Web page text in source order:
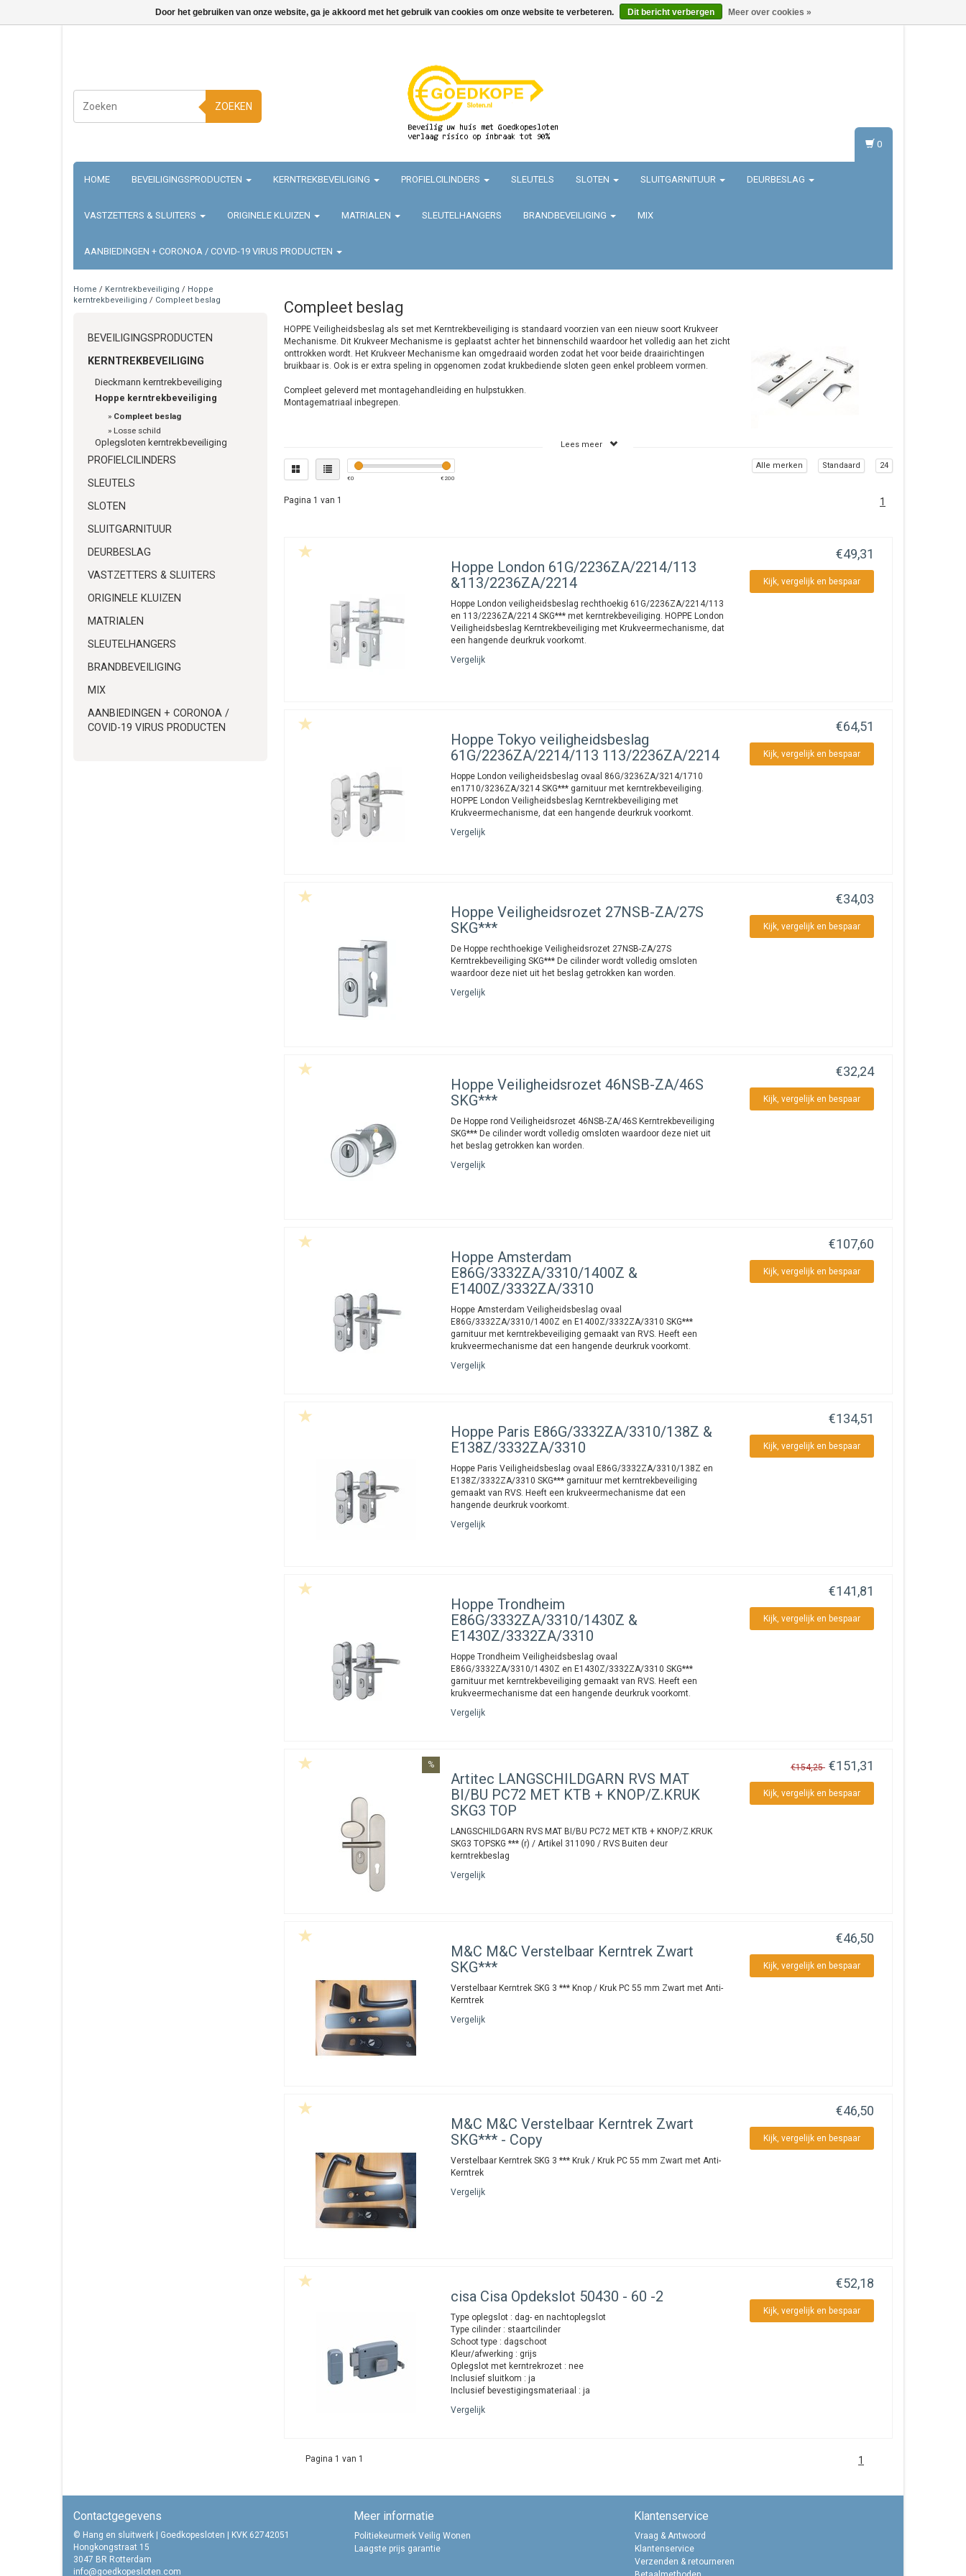
ZOEKEN
HOME BEVEILIGINGSPRODUCTEN KERNTREKBEVEILIGING PROFIELCILINDERS SLEUTELS SLOTEN SLUITGARNITUUR DEURBESLAG
VASTZETTERS & SLUITERS ORIGINELE KLUIZEN MATRIALEN SLEUTELHANGERS BRANDBEVEILIGING MIX
AANBIEDINGEN + CORONOA / COVID-19 VIRUS PRODUCTEN
0
Home / Kerntrekbeveiliging / Hoppe
kerntrekbeveiliging / Compleet beslag
BEVEILIGINGSPRODUCTEN
KERNTREKBEVEILIGING
Dieckmann kerntrekbeveiliging
Hoppe kerntrekbeveiliging
» Compleet beslag
» Losse schild
Oplegsloten kerntrekbeveiliging
PROFIELCILINDERS
SLEUTELS
SLOTEN
SLUITGARNITUUR
DEURBESLAG
VASTZETTERS & SLUITERS
ORIGINELE KLUIZEN
MATRIALEN
SLEUTELHANGERS
BRANDBEVEILIGING
MIX
AANBIEDINGEN + CORONOA /
COVID-19 VIRUS PRODUCTEN
Compleet beslag
HOPPE Veiligheidsbeslag als set met Kerntrekbeveiliging is standaard voorzien van een nieuw soort Krukveer
Mechanisme. Dit Krukveer Mechanisme is geplaatst achter het binnenschild waardoor het volledig aan het zicht
onttrokken wordt. Het Krukveer Mechanisme kan omgedraaid worden zodat het voor beide draairichtingen
bruikbaar is. Ook is er extra speling in opgenomen zodat krukbediende sloten geen enkel probleem vormen.
Compleet geleverd met montagehandleiding en hulpstukken.
Montagematriaal inbegrepen.
Lees meer
€0 € 200
Alle merken Standaard 24
Pagina 1 van 1 1
Hoppe London 61G/2236ZA/2214/113
&113/2236ZA/2214
Hoppe London veiligheidsbeslag rechthoekig 61G/2236ZA/2214/113
en 113/2236ZA/2214 SKG*** met kerntrekbeveiliging. HOPPE London
Veiligheidsbeslag Kerntrekbeveiliging met Krukveermechanisme, dat
een hangende deurkruk voorkomt.
Vergelijk
€49,31
Kijk, vergelijk en bespaar
Hoppe Tokyo veiligheidsbeslag
61G/2236ZA/2214/113 113/2236ZA/2214
Hoppe London veiligheidsbeslag ovaal 86G/3236ZA/3214/1710
en1710/3236ZA/3214 SKG*** garnituur met kerntrekbeveiliging.
HOPPE London Veiligheidsbeslag Kerntrekbeveiliging met
Krukveermechanisme, dat een hangende deurkruk voorkomt.
Vergelijk
€64,51
Kijk, vergelijk en bespaar
Hoppe Veiligheidsrozet 27NSB-ZA/27S
SKG***
De Hoppe rechthoekige Veiligheidsrozet 27NSB-ZA/27S
Kerntrekbeveiliging SKG*** De cilinder wordt volledig omsloten
waardoor deze niet uit het beslag getrokken kan worden.
Vergelijk
€34,03
Kijk, vergelijk en bespaar
Hoppe Veiligheidsrozet 46NSB-ZA/46S
SKG***
De Hoppe rond Veiligheidsrozet 46NSB-ZA/46S Kerntrekbeveiliging
SKG*** De cilinder wordt volledig omsloten waardoor deze niet uit
het beslag getrokken kan worden.
Vergelijk
€32,24
Kijk, vergelijk en bespaar
Hoppe Amsterdam
E86G/3332ZA/3310/1400Z &
E1400Z/3332ZA/3310
Hoppe Amsterdam Veiligheidsbeslag ovaal
E86G/3332ZA/3310/1400Z en E1400Z/3332ZA/3310 SKG***
garnituur met kerntrekbeveiliging gemaakt van RVS. Heeft een
krukveermechanisme dat een hangende deurkruk voorkomt.
Vergelijk
€107,60
Kijk, vergelijk en bespaar
Hoppe Paris E86G/3332ZA/3310/138Z &
E138Z/3332ZA/3310
Hoppe Paris Veiligheidsbeslag ovaal E86G/3332ZA/3310/138Z en
E138Z/3332ZA/3310 SKG*** garnituur met kerntrekbeveiliging
gemaakt van RVS. Heeft een krukveermechanisme dat een
hangende deurkruk voorkomt.
Vergelijk
€134,51
Kijk, vergelijk en bespaar
Hoppe Trondheim
E86G/3332ZA/3310/1430Z &
E1430Z/3332ZA/3310
Hoppe Trondheim Veiligheidsbeslag ovaal
E86G/3332ZA/3310/1430Z en E1430Z/3332ZA/3310 SKG***
garnituur met kerntrekbeveiliging gemaakt van RVS. Heeft een
krukveermechanisme dat een hangende deurkruk voorkomt.
Vergelijk
€141,81
Kijk, vergelijk en bespaar
%
Artitec LANGSCHILDGARN RVS MAT
BI/BU PC72 MET KTB + KNOP/Z.KRUK
SKG3 TOP
LANGSCHILDGARN RVS MAT BI/BU PC72 MET KTB + KNOP/Z.KRUK
SKG3 TOPSKG *** (r) / Artikel 311090 / RVS Buiten deur
kerntrekbeslag
Vergelijk
€154,25 €151,31
Kijk, vergelijk en bespaar
M&C M&C Verstelbaar Kerntrek Zwart
SKG***
Verstelbaar Kerntrek SKG 3 *** Knop / Kruk PC 55 mm Zwart met Anti-
Kerntrek
Vergelijk
€46,50
Kijk, vergelijk en bespaar
M&C M&C Verstelbaar Kerntrek Zwart
SKG*** - Copy
Verstelbaar Kerntrek SKG 3 *** Kruk / Kruk PC 55 mm Zwart met Anti-
Kerntrek
Vergelijk
€46,50
Kijk, vergelijk en bespaar
cisaCisa Opdekslot 50430 - 60 -2
Type oplegslot : dag- en nachtoplegslot
Type cilinder : staartcilinder
Schoot type : dagschoot
Kleur/afwerking : grijs
Oplegslot met kerntrekrozet : nee
Inclusief sluitkom : ja
Inclusief bevestigingsmateriaal : ja
Vergelijk
€52,18
Kijk, vergelijk en bespaar
Pagina 1 van 1 1
Contactgegevens
© Hang en sluitwerk | Goedkopesloten | KVK 62742051
Hongkongstraat 15
3047 BR Rotterdam
info@goedkopesloten.com
Meer informatie
Politiekeurmerk Veilig Wonen
Laagste prijs garantie
Klantenservice
Vraag & Antwoord
Klantenservice
Verzenden & retourneren
Door het gebruiken van onze website, ga je akkoord met het gebruik van cookies om onze website te verbeteren. Dit bericht verbergen Meer over cookies »